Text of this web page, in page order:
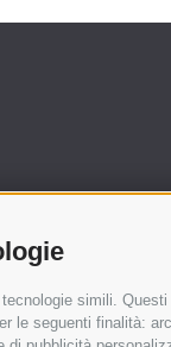
simili.
le seguenti finalità: